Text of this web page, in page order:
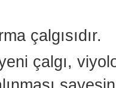
çalgısıdır.
çalgı,